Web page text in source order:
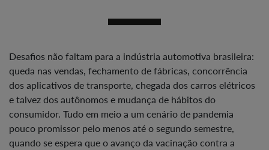
Desafios não faltam para a indústria automotiva brasileira:
queda nas vendas, fechamento de fábricas, concorrência
dos aplicativos de transporte, chegada dos carros elétricos
e talvez dos autônomos e mudança de hábitos do
consumidor. Tudo em meio a um cenário de pandemia
pouco promissor pelo menos até o segundo semestre,
quando se espera que o avanço da vacinação contra a